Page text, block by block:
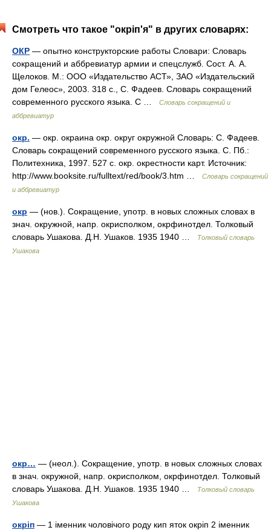
Смотреть что такое "окріп'я" в других словарях:
ОКР — опытно конструкторские работы Словари: Словарь
сокращений и аббревиатур армии и спецслужб. Сост. А. А.
Щелоков. М.: ООО «Издательство АСТ», ЗАО «Издательский
дом Гелеос», 2003. 318 с., С. Фадеев. Словарь сокращений
современного русского языка. С …
Словарь сокращений и
аббревиатур
окр. — окр. окраина окр. округ окружной Словарь: С. Фадеев.
Словарь сокращений современного русского языка. С. Пб.:
Политехника, 1997. 527 с. окр. окрестности карт. Источник:
http://www.booksite.ru/fulltext/red/book/3.htm …
Словарь сокращений
и аббревиатур
окр — (нов.). Сокращение, употр. в новых сложных словах в
знач. окружной, напр. окрисполком, окрфинотдел. Толковый
словарь Ушакова. Д.Н. Ушаков. 1935 1940 …
Толковый словарь
Ушакова
окр… — (неол.). Сокращение, употр. в новых сложных словах
в знач. окружной, напр. окрисполком, окрфинотдел. Толковый
словарь Ушакова. Д.Н. Ушаков. 1935 1940 …
Толковый словарь
Ушакова
окріп — 1 іменник чоловічого роду кип яток окріп 2 іменник